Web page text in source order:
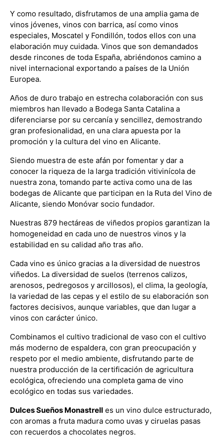
Y como resultado, disfrutamos de una amplia gama de
vinos jóvenes, vinos con barrica, así como vinos
especiales, Moscatel y Fondillón, todos ellos con una
elaboración muy cuidada. Vinos que son demandados
desde rincones de toda España, abriéndonos camino a
nivel internacional exportando a países de la Unión
Europea.
Años de duro trabajo en estrecha colaboración con sus
miembros han llevado a Bodega Santa Catalina a
diferenciarse por su cercanía y sencillez, demostrando
gran profesionalidad, en una clara apuesta por la
promoción y la cultura del vino en Alicante.
Siendo muestra de este afán por fomentar y dar a
conocer la riqueza de la larga tradición vitivinícola de
nuestra zona, tomando parte activa como una de las
bodegas de Alicante que participan en la Ruta del Vino de
Alicante, siendo Monóvar socio fundador.
Nuestras 879 hectáreas de viñedos propios garantizan la
homogeneidad en cada uno de nuestros vinos y la
estabilidad en su calidad año tras año.
Cada vino es único gracias a la diversidad de nuestros
viñedos. La diversidad de suelos (terrenos calizos,
arenosos, pedregosos y arcillosos), el clima, la geología,
la variedad de las cepas y el estilo de su elaboración son
factores decisivos, aunque variables, que dan lugar a
vinos con carácter único.
Combinamos el cultivo tradicional de vaso con el cultivo
más moderno de espaldera, con gran preocupación y
respeto por el medio ambiente, disfrutando parte de
nuestra producción de la certificación de agricultura
ecológica, ofreciendo una completa gama de vino
ecológico en todas sus variedades.
Dulces Sueños Monastrell es un vino dulce estructurado,
con aromas a fruta madura como uvas y ciruelas pasas
con recuerdos a chocolates negros.